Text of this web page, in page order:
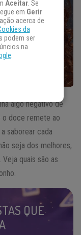
algo negativo de
o doce remete ao
saborear cada
seja dos melhores,
quais são as
QUE
Aceitar. Se
em Gerir
acerca de
da
podem ser
na
.